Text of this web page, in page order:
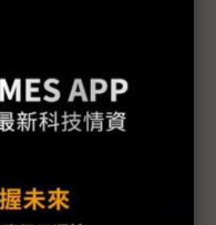
運用以行動基地
Based
動車相關數據，
控，讓城市交通